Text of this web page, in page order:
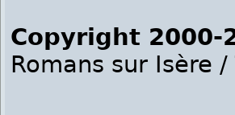
Copyright 2000-
Romans sur Isère